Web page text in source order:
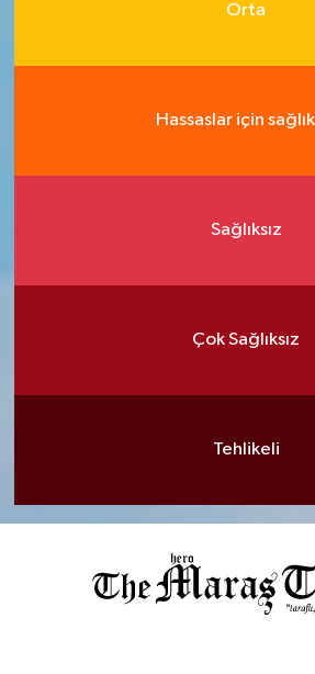
Orta
Hassaslar için
Sağlıksız
Çok Sağlıksız
Tehlikeli